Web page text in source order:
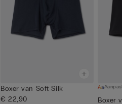
Boxer van Soft Silk
€ 22,90
Boxer